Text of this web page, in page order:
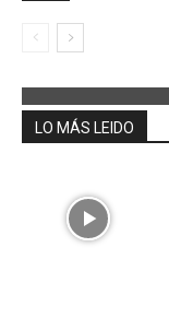
LO MÁS LEIDO